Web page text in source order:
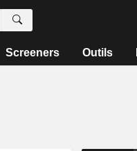
Screeners Outils